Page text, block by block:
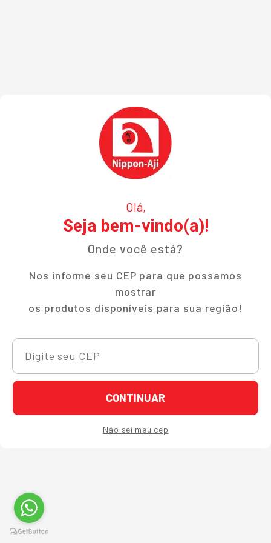
Olá,
Seja bem-vindo(a)!
Onde você está?
Nos informe seu CEP para que possamos
mostrar
os produtos disponíveis para sua região!
CONTINUAR
Não sei meu cep